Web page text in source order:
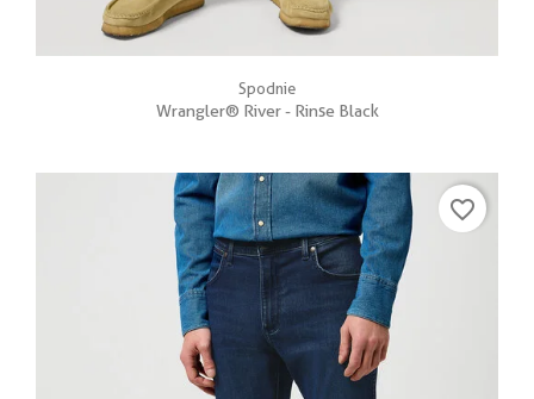
Spodnie
Wrangler® River - Rinse Black
favorite_border